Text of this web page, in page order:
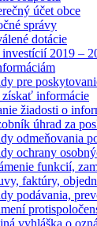
účet obce
správy
dotácie
investícií 2019 –
pre
informácie
žiadosti o
úhrad za
odmeňovania
ochrany
funkcií,
faktúry,
podávania,
vyhláška o